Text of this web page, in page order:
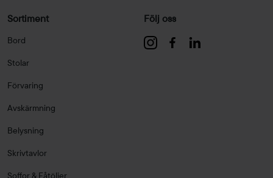
Sortiment
Bord
Stolar
Förvaring
Avskärmning
Belysning
Skrivtavlor
Soffor & Fåtöljer
Följ oss